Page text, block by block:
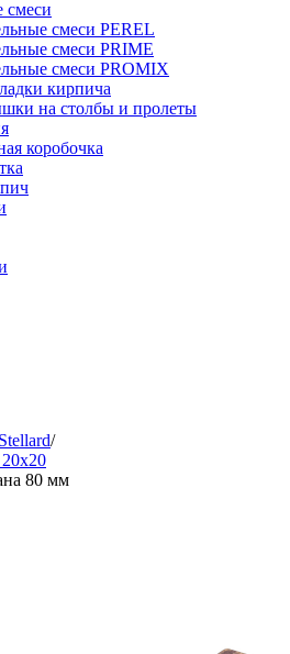
смеси
смеси PEREL
смеси PRIME
смеси PROMIX
кирпича
на столбы и пролеты
коробочка
/
80 мм